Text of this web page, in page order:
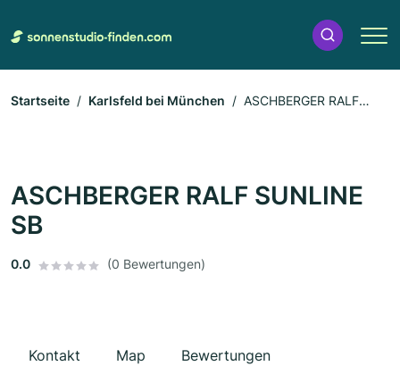
Startseite Karlsfeld bei München
ASCHBERGER RALF
ASCHBERGER RALF SUNLINE
SB
0.0 (0 Bewertungen)
Kontakt Map Bewertungen